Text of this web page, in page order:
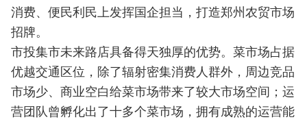
消费、便民利民上发挥国企担当，打造郑州农贸市场
招牌。
市投集市未来路店具备得天独厚的优势。菜市场占据
优越交通区位，除了辐射密集消费人群外，周边竞品
市场少、商业空白给菜市场带来了较大市场空间；运
营团队曾孵化出了十多个菜市场，拥有成熟的运营能